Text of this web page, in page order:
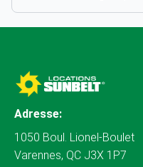
Adresse:
1050 Boul. Lionel-Boulet
Varennes, QC J3X 1P7